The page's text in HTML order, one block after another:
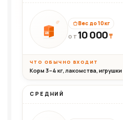
10кг
Вес до 10 кг
ОТ 10 000₸
ЧТО ОБЫЧНО ВХОДИТ
Корм 3–4 кг, лакомства, игрушки
СРЕДНИЙ